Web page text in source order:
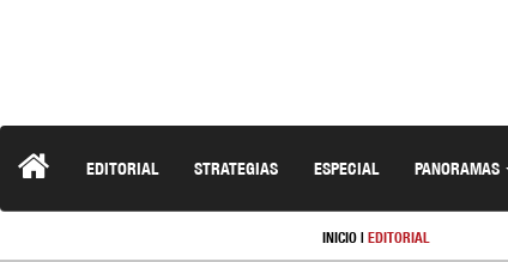
EDITORIAL STRATEGIAS ESPECIAL PANORAMAS
INICIO| EDITORIAL